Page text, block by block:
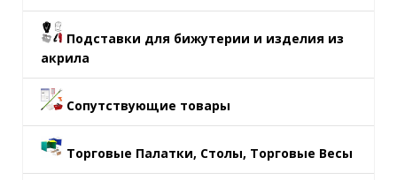
Подставки для бижутерии и изделия из
акрила
Сопутствующие товары
Торговые Палатки, Столы, Торговые Весы